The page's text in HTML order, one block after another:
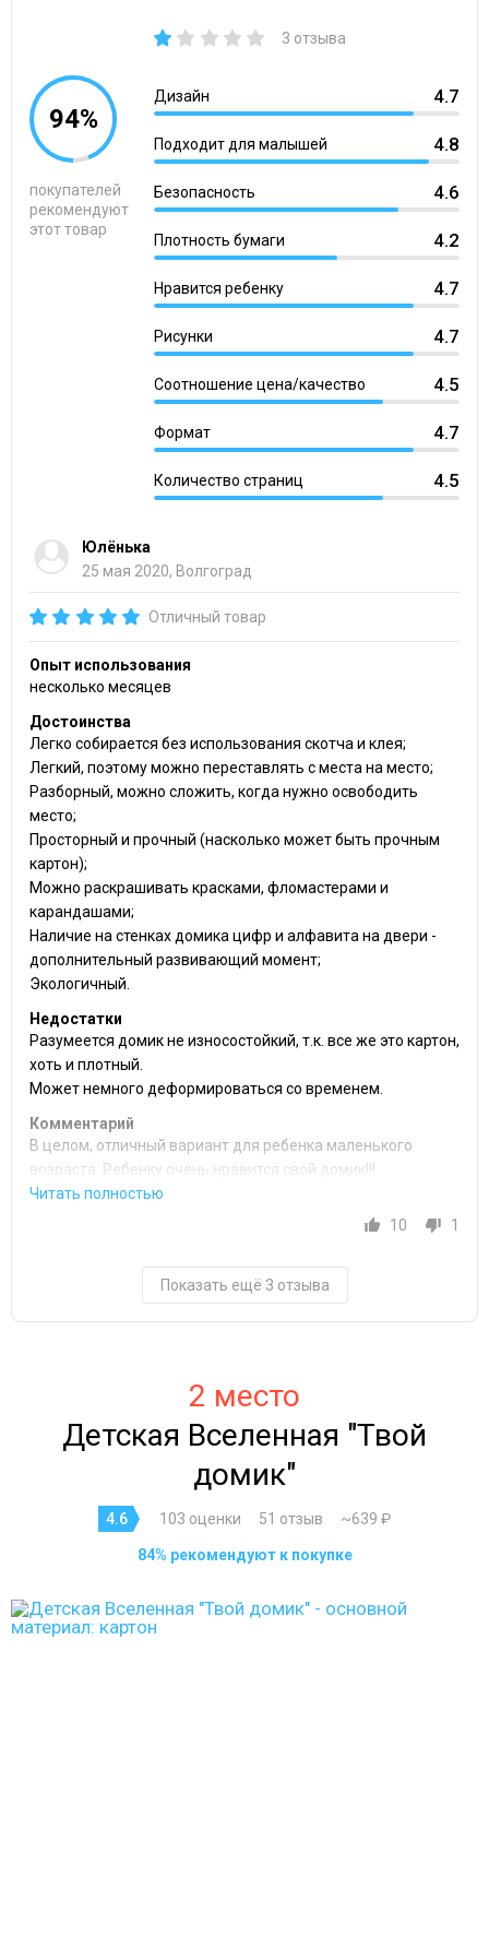
3 отзыва
94%
покупателей
рекомендуют
этот товар
Дизайн 4.7
Подходит для малышей 4.8
Безопасность 4.6
Плотность бумаги 4.2
Нравится ребенку 4.7
Рисунки 4.7
Соотношение цена/качество 4.5
Формат 4.7
Количество страниц 4.5
Юлёнька
25 мая 2020, Волгоград
Отличный товар
Опыт использования
несколько месяцев
Достоинства
Легко собирается без использования скотча и клея;
Легкий, поэтому можно переставлять с места на место;
Разборный, можно сложить, когда нужно освободить
место;
Просторный и прочный (насколько может быть прочным
картон);
Можно раскрашивать красками, фломастерами и
карандашами;
Наличие на стенках домика цифр и алфавита на двери -
дополнительный развивающий момент;
Экологичный.
Недостатки
Разумеется домик не износостойкий, т.к. все же это картон,
хоть и плотный.
Может немного деформироваться со временем.
Комментарий
В целом, отличный вариант для ребенка маленького
возраста. Ребенку очень нравится свой домик!!!
10 1
Показать ещё 3 отзыва
2 место
Детская Вселенная "Твой
домик"
4.6 103 оценки 51 отзыв ~639 ₽
84% рекомендуют к покупке